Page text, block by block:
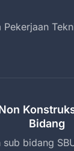
Pekerjaan
Bidang
bidang